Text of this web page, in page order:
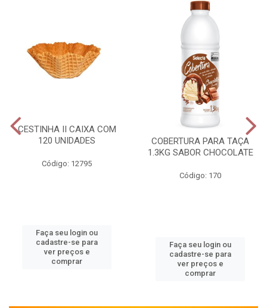
CESTINHA II CAIXA COM
120 UNIDADES
Código: 12795
Faça seu login ou
cadastre-se para
ver preços e
comprar
COBERTURA PARA TAÇA
1.3KG SABOR CHOCOLATE
Código: 170
Faça seu login ou
cadastre-se para
ver preços e
comprar